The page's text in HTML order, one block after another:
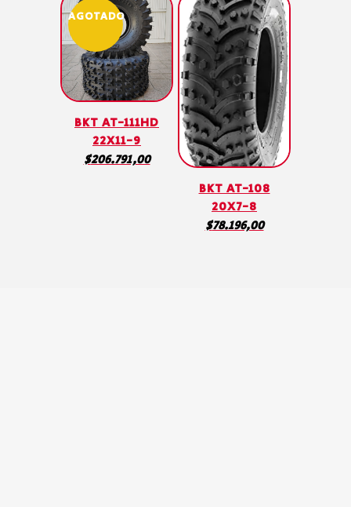
AGOTADO
BKT AT-111HD
22X11-9
$206.791,00
BKT AT-108
20X7-8
$78.196,00